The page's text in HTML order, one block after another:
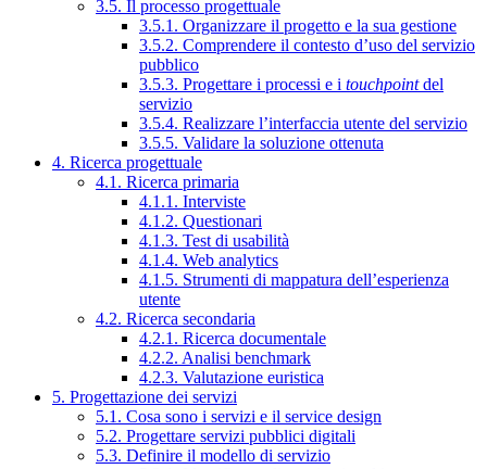
3.5. Il processo progettuale
3.5.1. Organizzare il progetto e la sua gestione
3.5.2. Comprendere il contesto d’uso del servizio
pubblico
3.5.3. Progettare i processi e i touchpointdel
servizio
3.5.4. Realizzare l’interfaccia utente del servizio
3.5.5. Validare la soluzione ottenuta
4. Ricerca progettuale
4.1. Ricerca primaria
4.1.1. Interviste
4.1.2. Questionari
4.1.3. Test di usabilità
4.1.4. Web analytics
4.1.5. Strumenti di mappatura dell’esperienza
utente
4.2. Ricerca secondaria
4.2.1. Ricerca documentale
4.2.2. Analisi benchmark
4.2.3. Valutazione euristica
5. Progettazione dei servizi
5.1. Cosa sono i servizi e il service design
5.2. Progettare servizi pubblici digitali
5.3. Definire il modello di servizio